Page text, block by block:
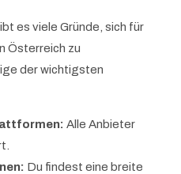
es viele Gründe, sich für
Österreich zu
der wichtigsten
Alle Anbieter
Du findest eine breite